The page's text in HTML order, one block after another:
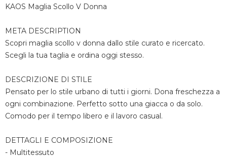
KAOS Maglia Scollo V Donna
META DESCRIPTION
Scopri maglia scollo v donna dallo stile curato e ricercato.
Scegli la tua taglia e ordina oggi stesso.
DESCRIZIONE DI STILE
Pensato per lo stile urbano di tutti i giorni. Dona freschezza a
ogni combinazione. Perfetto sotto una giacca o da solo.
Comodo per il tempo libero e il lavoro casual.
DETTAGLI E COMPOSIZIONE
- Multitessuto